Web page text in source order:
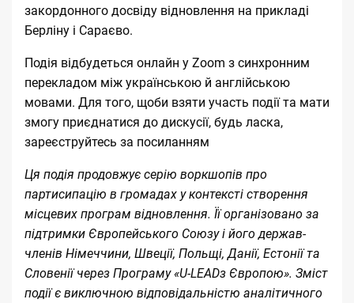
закордонного досвіду відновлення на прикладі
Берліну і Сараєво.
Подія відбудеться онлайн у Zoom з синхронним
перекладом між українською й англійською
мовами. Для того, щоби взяти участь події та мати
змогу приєднатися до дискусії, будь ласка,
зареєструйтесь за посиланням
Ця подія продовжує серію воркшопів про
партисипацію в громадах у контексті створення
місцевих програм відновлення. Її організовано за
підтримки Європейського Союзу і його держав-
членів Німеччини, Швеції, Польщі, Данії, Естонії та
Словенії через Програму «U-LEADз Європою». Зміст
події є виключною відповідальністю аналітичного